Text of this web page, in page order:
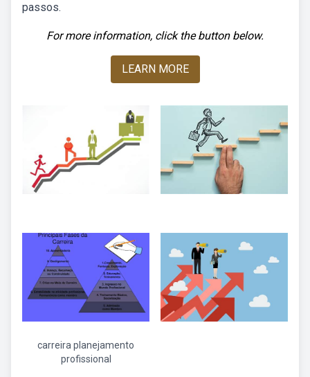
passos.
For more information, click the button below.
LEARN MORE
carreira planejamento
profissional